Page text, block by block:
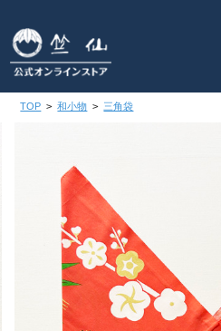
TOP > 和小物 > 三角袋